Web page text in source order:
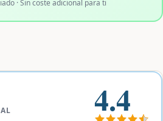
· Sin coste adicional para ti
4.4